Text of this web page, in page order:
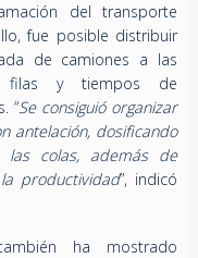
del transporte
fue posible distribuir
de camiones a las
filas y tiempos de
“Se consiguió organizar
antelación, dosificando
colas, además de
productividad”, indicó
ha mostrado